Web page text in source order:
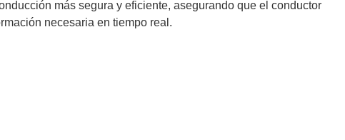
más segura y eficiente, asegurando que el conductor
necesaria en tiempo real.